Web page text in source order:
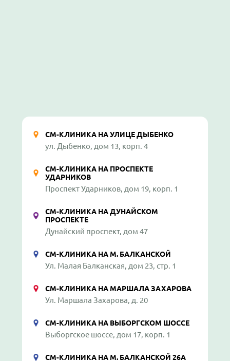
СМ-КЛИНИКА НА УЛИЦЕ ДЫБЕНКО
ул. Дыбенко, дом 13, корп. 4
СМ-КЛИНИКА НА ПРОСПЕКТЕ
УДАРНИКОВ
Проспект Ударников, дом 19, корп. 1
СМ-КЛИНИКА НА ДУНАЙСКОМ
ПРОСПЕКТЕ
Дунайский проспект, дом 47
СМ-КЛИНИКА НА М. БАЛКАНСКОЙ
Ул. Малая Балканская, дом 23, стр. 1
СМ-КЛИНИКА НА МАРШАЛА ЗАХАРОВА
Ул. Маршала Захарова, д. 20
СМ-КЛИНИКА НА ВЫБОРГСКОМ ШОССЕ
Выборгское шоссе, дом 17, корп. 1
СМ-КЛИНИКА НА М. БАЛКАНСКОЙ 26А